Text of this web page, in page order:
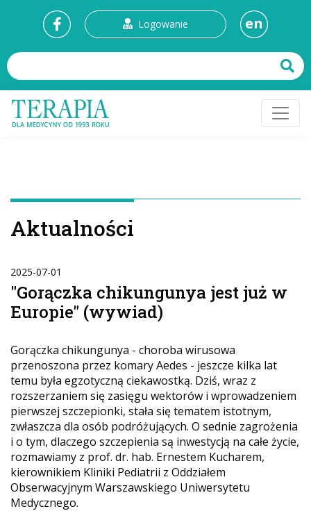
Logowanie en
Aktualności
2025-07-01
"Gorączka chikungunya jest już w
Europie" (wywiad)
Gorączka chikungunya - choroba wirusowa
przenoszona przez komary Aedes - jeszcze kilka lat
temu była egzotyczną ciekawostką. Dziś, wraz z
rozszerzaniem się zasięgu wektorów i wprowadzeniem
pierwszej szczepionki, stała się tematem istotnym,
zwłaszcza dla osób podróżujących. O sednie zagrożenia
i o tym, dlaczego szczepienia są inwestycją na całe życie,
rozmawiamy z prof. dr. hab. Ernestem Kucharem,
kierownikiem Kliniki Pediatrii z Oddziałem
Obserwacyjnym Warszawskiego Uniwersytetu
Medycznego.